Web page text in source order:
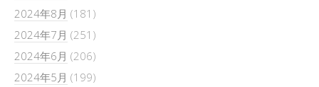
2024年8月 (181)
2024年7月 (251)
2024年6月 (206)
2024年5月 (199)